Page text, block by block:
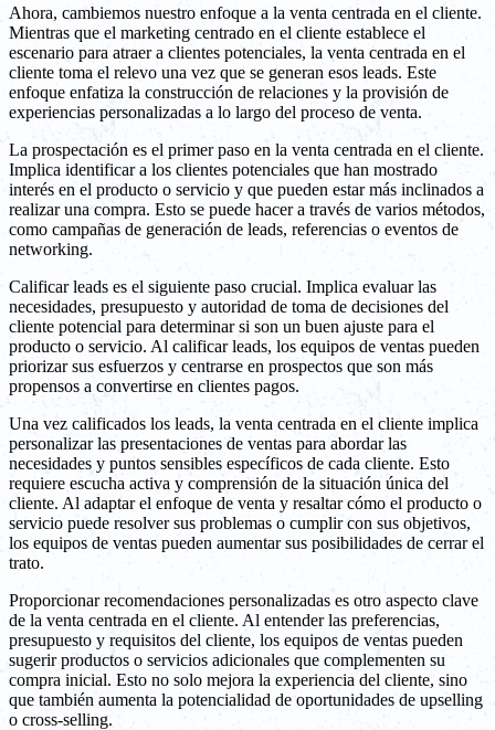
Ahora, cambiemos nuestro enfoque a la venta centrada en el cliente.
Mientras que el marketing centrado en el cliente establece el
escenario para atraer a clientes potenciales, la venta centrada en el
cliente toma el relevo una vez que se generan esos leads. Este
enfoque enfatiza la construcción de relaciones y la provisión de
experiencias personalizadas a lo largo del proceso de venta.
La prospectación es el primer paso en la venta centrada en el cliente.
Implica identificar a los clientes potenciales que han mostrado
interés en el producto o servicio y que pueden estar más inclinados a
realizar una compra. Esto se puede hacer a través de varios métodos,
como campañas de generación de leads, referencias o eventos de
networking.
Calificar leads es el siguiente paso crucial. Implica evaluar las
necesidades, presupuesto y autoridad de toma de decisiones del
cliente potencial para determinar si son un buen ajuste para el
producto o servicio. Al calificar leads, los equipos de ventas pueden
priorizar sus esfuerzos y centrarse en prospectos que son más
propensos a convertirse en clientes pagos.
Una vez calificados los leads, la venta centrada en el cliente implica
personalizar las presentaciones de ventas para abordar las
necesidades y puntos sensibles específicos de cada cliente. Esto
requiere escucha activa y comprensión de la situación única del
cliente. Al adaptar el enfoque de venta y resaltar cómo el producto o
servicio puede resolver sus problemas o cumplir con sus objetivos,
los equipos de ventas pueden aumentar sus posibilidades de cerrar el
trato.
Proporcionar recomendaciones personalizadas es otro aspecto clave
de la venta centrada en el cliente. Al entender las preferencias,
presupuesto y requisitos del cliente, los equipos de ventas pueden
sugerir productos o servicios adicionales que complementen su
compra inicial. Esto no solo mejora la experiencia del cliente, sino
que también aumenta la potencialidad de oportunidades de upselling
o cross-selling.